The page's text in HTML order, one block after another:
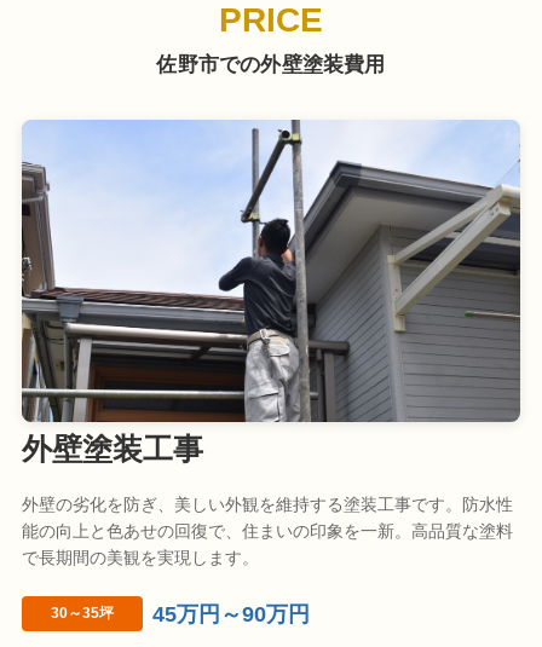
PRICE
佐野市での外壁塗装費用
外壁塗装工事
外壁の劣化を防ぎ、美しい外観を維持する塗装工事です。防水性
能の向上と色あせの回復で、住まいの印象を一新。高品質な塗料
で長期間の美観を実現します。
30～35坪 45万円～90万円